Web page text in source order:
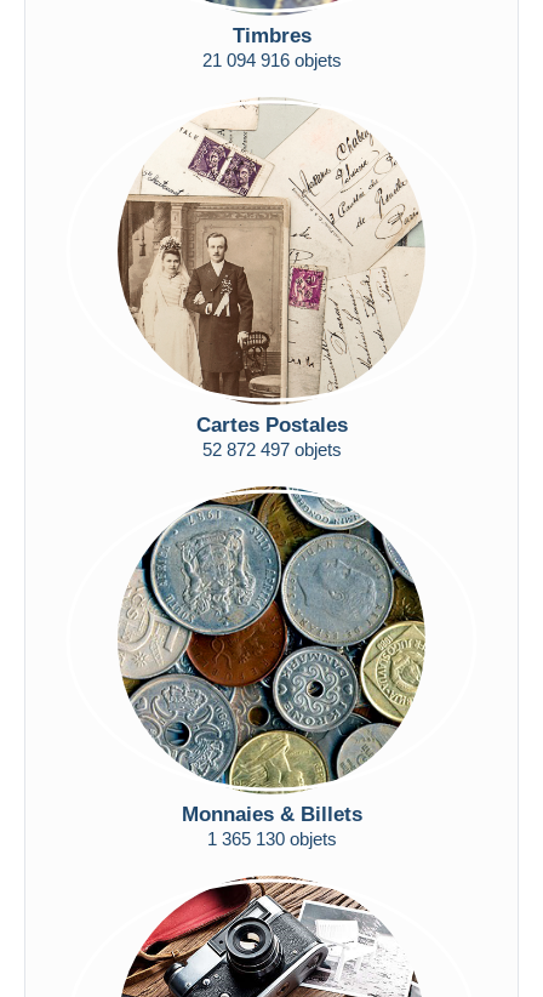
$US à
Uniquement en réduction
Livraison gratuite
Méthodes de paiement
Virement bancaire
Visa
Mastercard
Bancontact
iDeal
Maestro
Résidence du vendeur
Appliquer
Timbres
21 094 916 objets
Cartes Postales
52 872 497 objets
Monnaies & Billets
1 365 130 objets